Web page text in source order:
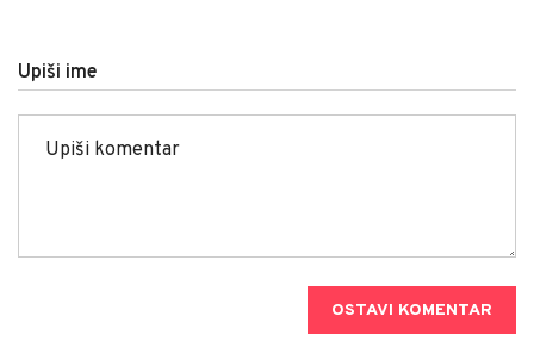
Upiši ime
OSTAVI KOMENTAR